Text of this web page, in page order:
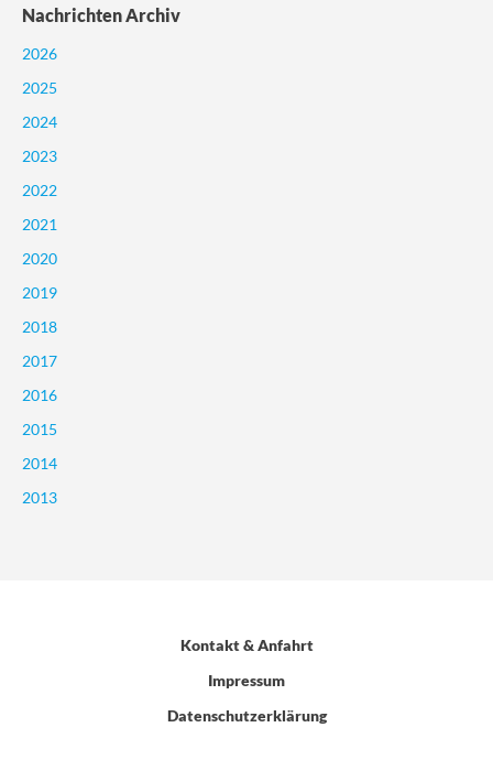
Nachrichten Archiv
2026
2025
2024
2023
2022
2021
2020
2019
2018
2017
2016
2015
2014
2013
Kontakt & Anfahrt
Impressum
Datenschutzerklärung